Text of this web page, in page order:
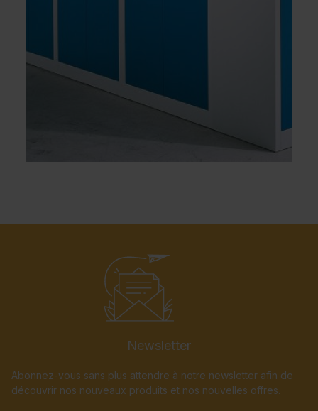
Newsletter
Abonnez-vous sans plus attendre à notre newsletter afin de
découvrir nos nouveaux produits et nos nouvelles offres.